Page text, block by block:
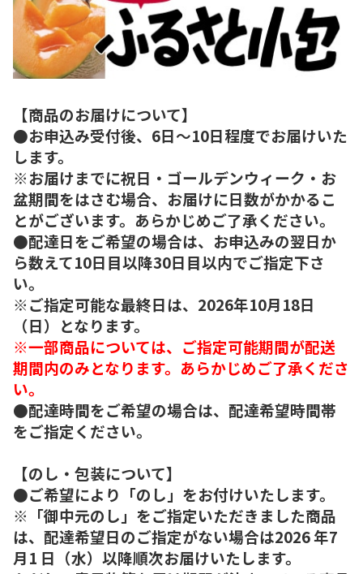
【商品のお届けについて】
●お申込み受付後、6日～10日程度でお届けいた
します。
※お届けまでに祝日・ゴールデンウィーク・お
盆期間をはさむ場合、お届けに日数がかかるこ
とがございます。あらかじめご了承ください。
●配達日をご希望の場合は、お申込みの翌日か
ら数えて10日目以降30日目以内でご指定下さ
い。
※ご指定可能な最終日は、2026年10月18日
（日）となります。
※一部商品については、ご指定可能期間が配送
期間内のみとなります。あらかじめご了承くださ
い。
●配達時間をご希望の場合は、配達希望時間帯
をご指定ください。
【のし・包装について】
●ご希望により「のし」をお付けいたします。
※「御中元のし」をご指定いただきました商品
は、配達希望日のご指定がない場合は2026 年7
月1 日（水）以降順次お届けいたします。